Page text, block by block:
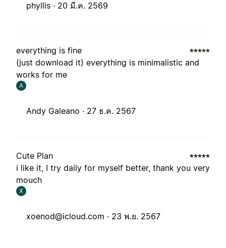
phyllis · 20 มี.ค. 2569
everything is fine
(just download it) everything is minimalistic and
works for me
A
Andy Galeano · 27 ธ.ค. 2567
Cute Plan
i like it, I try daily for myself better, thank you very
mouch
X
xoenod@icloud.com · 23 พ.ย. 2567